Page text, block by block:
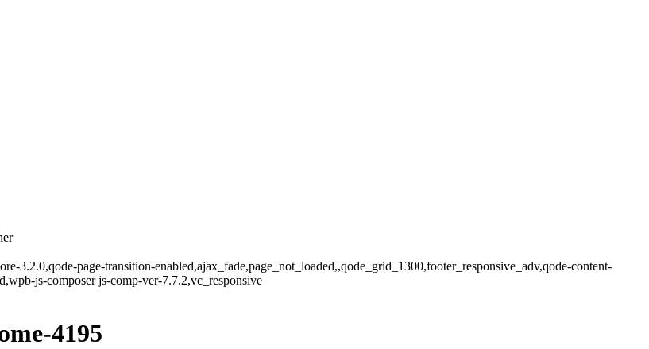
3.2.0,qode-page-transition-enabled,ajax_fade,page_not_loaded,,qode_grid_1300,footer_responsive_adv,qode-content-
js-composer js-comp-ver-7.7.2,vc_responsive
4195